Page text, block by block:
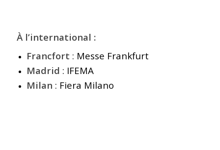
À l’international :
Francfort : Messe Frankfurt
Madrid : IFEMA
Milan : Fiera Milano